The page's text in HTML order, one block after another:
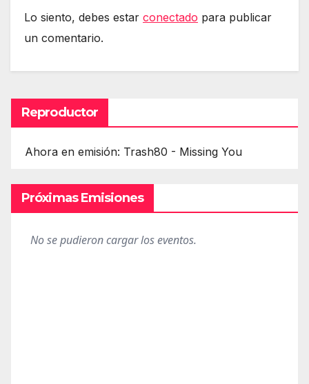
Lo siento, debes estar conectado para publicar
un comentario.
Reproductor
Ahora en emisión: Trash80 - Missing You
Próximas Emisiones